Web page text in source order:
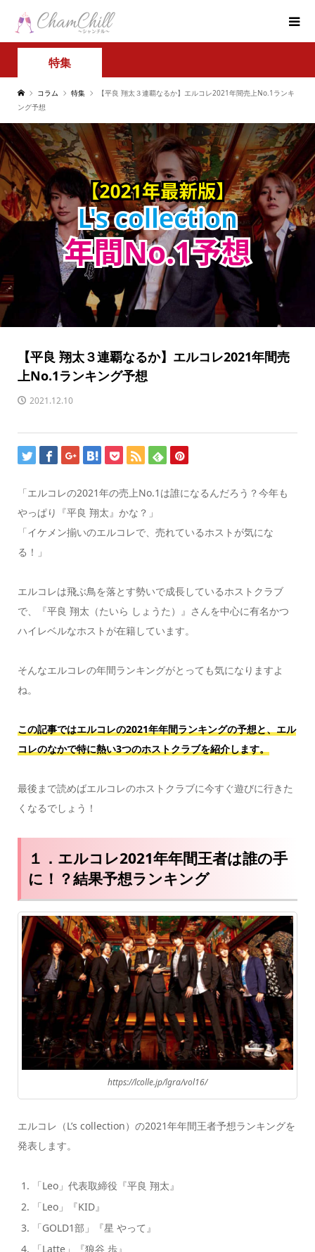
特集
コラム 特集
【平良 翔太３連覇なるか】エルコレ2021年間売上No.1ランキ
ング予想
【平良 翔太３連覇なるか】エルコレ2021年間売
上No.1ランキング予想
2021.12.10
「エルコレの2021年の売上No.1は誰になるんだろう？今年も
やっぱり『平良 翔太』かな？」
「イケメン揃いのエルコレで、売れているホストが気にな
る！」
エルコレは飛ぶ鳥を落とす勢いで成長しているホストクラブ
で、『平良 翔太（たいら しょうた）』さんを中心に有名かつ
ハイレベルなホストが在籍しています。
そんなエルコレの年間ランキングがとっても気になりますよ
ね。
この記事ではエルコレの2021年年間ランキングの予想と、エル
コレのなかで特に熱い3つのホストクラブを紹介します。
最後まで読めばエルコレのホストクラブに今すぐ遊びに行きた
くなるでしょう！
１．エルコレ2021年年間王者は誰の手
に！？結果予想ランキング
https://lcolle.jp/lgra/vol16/
エルコレ（L’s collection）の2021年年間王者予想ランキングを
発表します。
「Leo」代表取締役『平良 翔太』
「Leo」『KID』
「GOLD1部」『星 やって』
「Latte」『狼谷 歩』